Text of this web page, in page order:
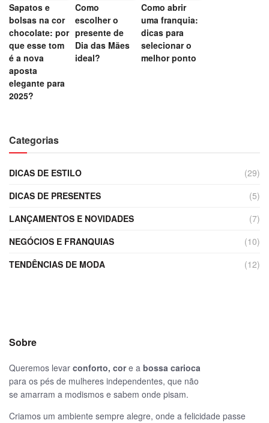
Sapatos e
bolsas na cor
chocolate: por
que esse tom
é a nova
aposta
elegante para
2025?
Como
escolher o
presente de
Dia das Mães
ideal?
Como abrir
uma franquia:
dicas para
selecionar o
melhor ponto
Categorias
DICAS DE ESTILO
(29)
DICAS DE PRESENTES
(5)
LANÇAMENTOS E NOVIDADES
(7)
NEGÓCIOS E FRANQUIAS
(10)
TENDÊNCIAS DE MODA
(12)
Sobre
Queremos levar conforto, core a bossa carioca
para os pés de mulheres independentes, que não
se amarram a modismos e sabem onde pisam.
Criamos um ambiente sempre alegre, onde a felicidade passe